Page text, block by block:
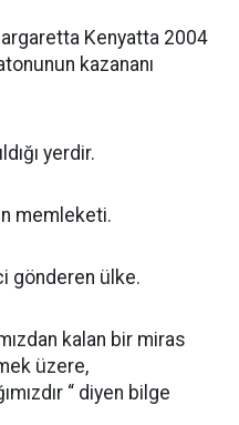
Kenyatta 2004
kazananı
yerdir.
memleketi.
gönderen ülke.
kalan bir miras
üzere,
“ diyen bilge